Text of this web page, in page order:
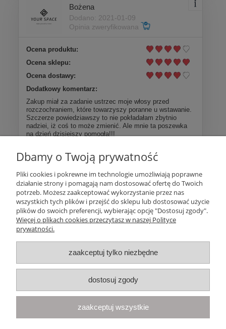
Bożena
Dodano: 2021-01-09
Opinia zweryfikowana
Ocena produktu:
Ocena sklepu:
Ocena dostawy:
Dodatkowy komentarz:
Zakup miał za zadanie ustrzec moje włosy przed
rozczochraniem, które towarzyszy poranne u wstawanie.
Szczerze powiedziawszy to nie pokładałam zbytnio
nadziei, iż coś to może zmienić. Ale mnie ta poszewka
na dzień dzisiejszy pomogła!!!
Więcej opinii
Pomoc
Moje konto
Płatności i dostawa
Informacje
O nas
Your Space| Olimpijska 8, 86-010 Samociążek, woj. kujawsko-
Dbamy o Twoją prywatność
Pliki cookies i pokrewne im technologie umożliwiają poprawne
działanie strony i pomagają nam dostosować ofertę do Twoich
potrzeb. Możesz zaakceptować wykorzystanie przez nas
wszystkich tych plików i przejść do sklepu lub dostosować użycie
plików do swoich preferencji, wybierając opcję "Dostosuj zgody".
Więcej o plikach cookies przeczytasz w naszej Polityce
prywatności.
zaakceptuj tylko niezbędne
dostosuj zgody
zaakceptuj wszystkie